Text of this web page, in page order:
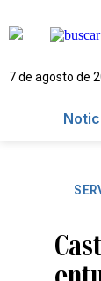
7 de agosto de